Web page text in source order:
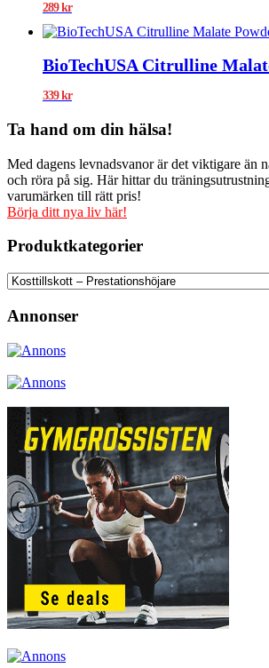
289kr
BioTechUSA Citrulline
339kr
Ta hand om din hälsa!
Med dagens levnadsvanor är det viktigare än
och röra på sig. Här hittar du
varumärken till rätt pris!
Börja ditt nya liv här!
Produktkategorier
Annonser